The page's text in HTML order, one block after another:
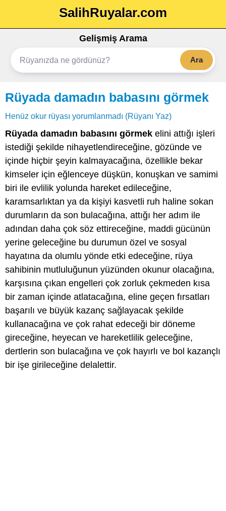
SalihRuyalar.com
Gelişmiş Arama
Ara
Rüyada damadın babasını görmek
Henüz okur rüyası yorumlanmadı (Rüyanı Yaz)
Rüyada damadın babasını görmek elini attığı işleri
istediği şekilde nihayetlendireceğine, gözünde ve
içinde hiçbir şeyin kalmayacağına, özellikle bekar
kimseler için eğlenceye düşkün, konuşkan ve samimi
biri ile evlilik yolunda hareket edileceğine,
karamsarlıktan ya da kişiyi kasvetli ruh haline sokan
durumların da son bulacağına, attığı her adım ile
adından daha çok söz ettireceğine, maddi gücünün
yerine geleceğine bu durumun özel ve sosyal
hayatına da olumlu yönde etki edeceğine, rüya
sahibinin mutluluğunun yüzünden okunur olacağına,
karşısına çıkan engelleri çok zorluk çekmeden kısa
bir zaman içinde atlatacağına, eline geçen fırsatları
başarılı ve büyük kazanç sağlayacak şekilde
kullanacağına ve çok rahat edeceği bir döneme
gireceğine, heyecan ve hareketlilik geleceğine,
dertlerin son bulacağına ve çok hayırlı ve bol kazançlı
bir işe girileceğine delalettir.